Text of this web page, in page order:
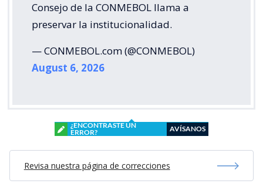
Consejo de la CONMEBOL llama a
preservar la institucionalidad.
— CONMEBOL.com (@CONMEBOL)
August 6, 2026
¿ENCONTRASTE UN
ERROR?
AVÍSANOS
Revisa nuestra página de correcciones